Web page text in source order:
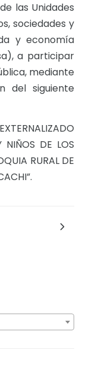
las Unidades
sociedades y
y economía
a participar
mediante
del siguiente
NIÑOS DE LOS
RURAL DE